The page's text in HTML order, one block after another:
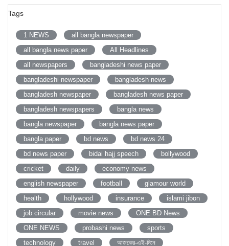
Tags
1 NEWS
all bangla newspaper
all bangla news paper
All Headlines
all newspapers
bangladeshi news paper
bangladeshi newspaper
bangladesh news
bangladesh newspaper
bangladesh news paper
bangladesh newspapers
bangla news
bangla newspaper
bangla news paper
bangla paper
bd news
bd news 24
bd news paper
bidai hajj speech
bollywood
cricket
daily
economy news
english newspaper
football
glamour world
health
hollywood insurance
islami jibon
job circular
movie news
ONE BD News
ONE NEWS
probashi news
sports
technology
travel
আজকের-এই-দিনে